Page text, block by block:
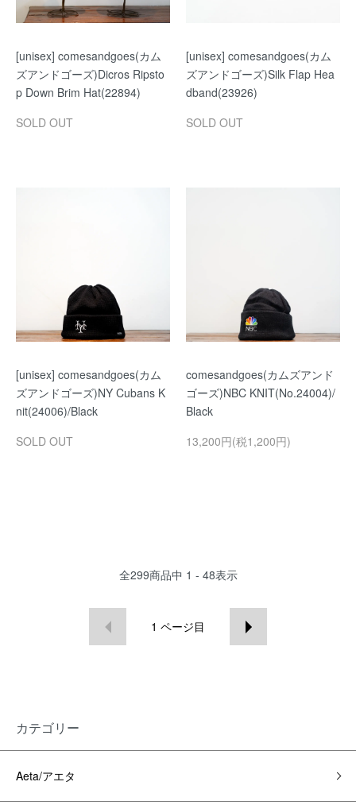
[unisex] comesandgoes(カム
ズアンドゴーズ)Dicros Ripsto
p Down Brim Hat(22894)
SOLD OUT
[unisex] comesandgoes(カム
ズアンドゴーズ)Silk Flap Hea
dband(23926)
SOLD OUT
[unisex] comesandgoes(カム
ズアンドゴーズ)NY Cubans K
nit(24006)/Black
SOLD OUT
comesandgoes(カムズアンド
ゴーズ)NBC KNIT(No.24004)/
Black
13,200円(税1,200円)
全299商品中 1 - 48表示
1 ページ目
カテゴリー
Aeta/アエタ